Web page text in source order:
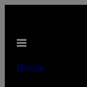
contenido
Abrir
Música